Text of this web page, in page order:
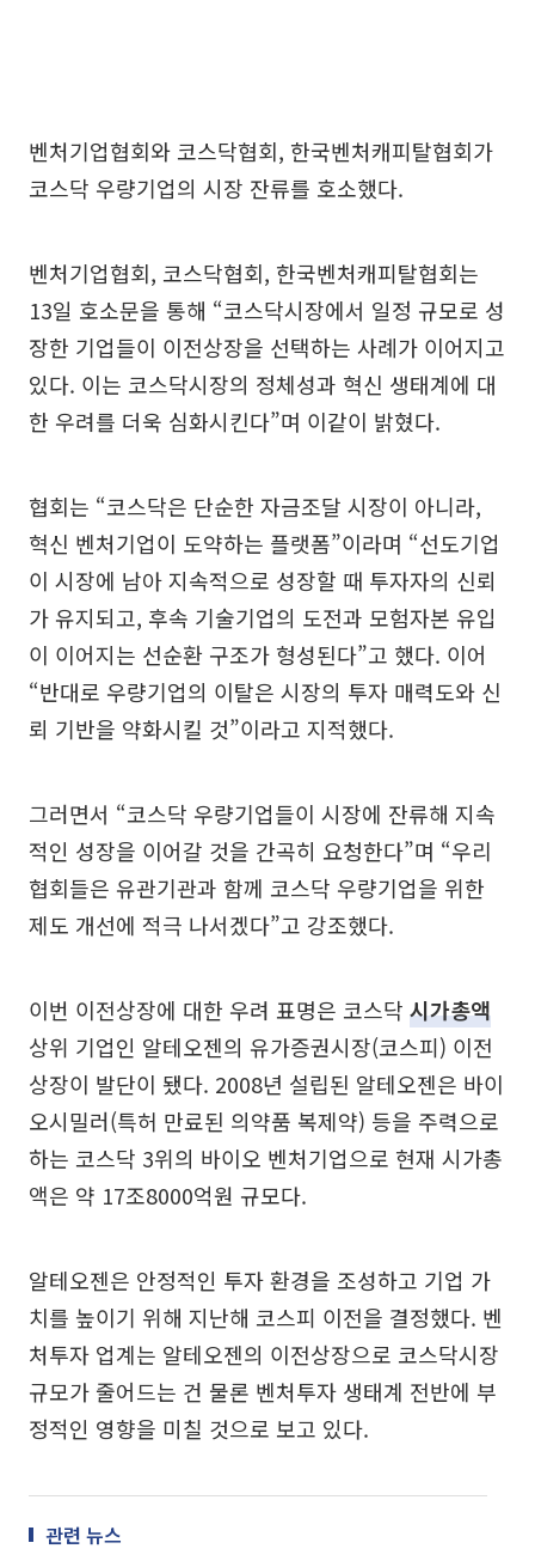
벤처기업협회와 코스닥협회, 한국벤처캐피탈협회가
코스닥 우량기업의 시장 잔류를 호소했다.
벤처기업협회, 코스닥협회, 한국벤처캐피탈협회는
13일 호소문을 통해 “코스닥시장에서 일정 규모로 성
장한 기업들이 이전상장을 선택하는 사례가 이어지고
있다. 이는 코스닥시장의 정체성과 혁신 생태계에 대
한 우려를 더욱 심화시킨다”며 이같이 밝혔다.
협회는 “코스닥은 단순한 자금조달 시장이 아니라,
혁신 벤처기업이 도약하는 플랫폼”이라며 “선도기업
이 시장에 남아 지속적으로 성장할 때 투자자의 신뢰
가 유지되고, 후속 기술기업의 도전과 모험자본 유입
이 이어지는 선순환 구조가 형성된다”고 했다. 이어
“반대로 우량기업의 이탈은 시장의 투자 매력도와 신
뢰 기반을 약화시킬 것”이라고 지적했다.
그러면서 “코스닥 우량기업들이 시장에 잔류해 지속
적인 성장을 이어갈 것을 간곡히 요청한다”며 “우리
협회들은 유관기관과 함께 코스닥 우량기업을 위한
제도 개선에 적극 나서겠다”고 강조했다.
이번 이전상장에 대한 우려 표명은 코스닥 시가총액
상위 기업인 알테오젠의 유가증권시장(코스피) 이전
상장이 발단이 됐다. 2008년 설립된 알테오젠은 바이
오시밀러(특허 만료된 의약품 복제약) 등을 주력으로
하는 코스닥 3위의 바이오 벤처기업으로 현재 시가총
액은 약 17조8000억원 규모다.
알테오젠은 안정적인 투자 환경을 조성하고 기업 가
치를 높이기 위해 지난해 코스피 이전을 결정했다. 벤
처투자 업계는 알테오젠의 이전상장으로 코스닥시장
규모가 줄어드는 건 물론 벤처투자 생태계 전반에 부
정적인 영향을 미칠 것으로 보고 있다.
관련 뉴스